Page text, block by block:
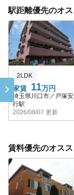
駅距離優先のオ
家賃 11万円
2LDK
埼玉県川口市／戸塚安
行駅
2026/08/07 更新
賃料優先のオス